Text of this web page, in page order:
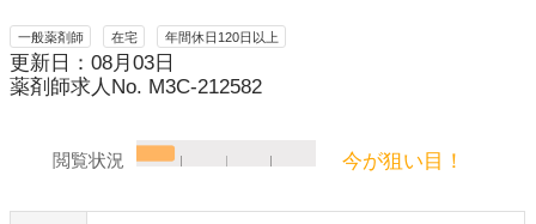
一般薬剤師 在宅 年間休日120日以上
更新日：08月03日
薬剤師求人No. M3C-212582
閲覧状況 今が狙い目！